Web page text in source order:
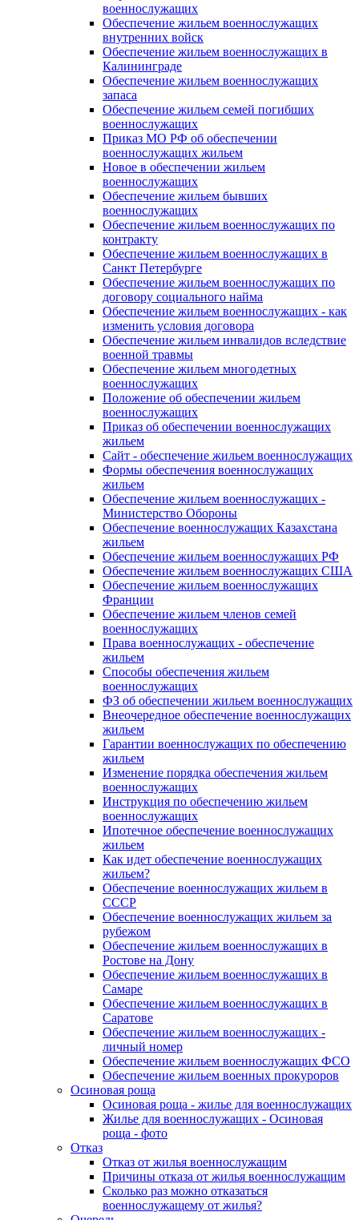
военнослужащих
Обеспечение жильем военнослужащих
внутренних войск
Обеспечение жильем военнослужащих в
Калининграде
Обеспечение жильем военнослужащих
запаса
Обеспечение жильем семей погибших
военнослужащих
Приказ МО РФ об обеспечении
военнослужащих жильем
Новое в обеспечении жильем
военнослужащих
Обеспечение жильем бывших
военнослужащих
Обеспечение жильем военнослужащих по
контракту
Обеспечение жильем военнослужащих в
Санкт Петербурге
Обеспечение жильем военнослужащих по
договору социального найма
Обеспечение жильем военнослужащих - как
изменить условия договора
Обеспечение жильем инвалидов вследствие
военной травмы
Обеспечение жильем многодетных
военнослужащих
Положение об обеспечении жильем
военнослужащих
Приказ об обеспечении военнослужащих
жильем
Сайт - обеспечение жильем военнослужащих
Формы обеспечения военнослужащих
жильем
Обеспечение жильем военнослужащих -
Министерство Обороны
Обеспечение военнослужащих Казахстана
жильем
Обеспечение жильем военнослужащих РФ
Обеспечение жильем военнослужащих США
Обеспечение жильем военнослужащих
Франции
Обеспечение жильем членов семей
военнослужащих
Права военнослужащих - обеспечение
жильем
Способы обеспечения жильем
военнослужащих
ФЗ об обеспечении жильем военнослужащих
Внеочередное обеспечение военнослужащих
жильем
Гарантии военнослужащих по обеспечению
жильем
Изменение порядка обеспечения жильем
военнослужащих
Инструкция по обеспечению жильем
военнослужащих
Ипотечное обеспечение военнослужащих
жильем
Как идет обеспечение военнослужащих
жильем?
Обеспечение военнослужащих жильем в
СССР
Обеспечение военнослужащих жильем за
рубежом
Обеспечение жильем военнослужащих в
Ростове на Дону
Обеспечение жильем военнослужащих в
Самаре
Обеспечение жильем военнослужащих в
Саратове
Обеспечение жильем военнослужащих -
личный номер
Обеспечение жильем военнослужащих ФСО
Обеспечение жильем военных прокуроров
Осиновая роща
Осиновая роща - жилье для военнослужащих
Жилье для военнослужащих - Осиновая
роща - фото
Отказ
Отказ от жилья военнослужащим
Причины отказа от жилья военнослужащим
Сколько раз можно отказаться
военнослужащему от жилья?